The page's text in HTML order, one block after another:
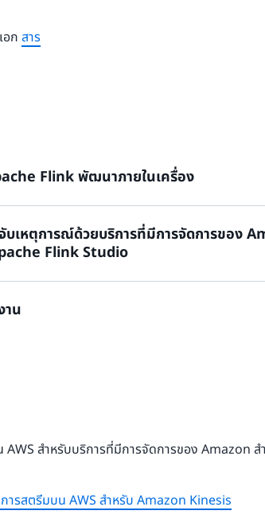
อก สาร
Flink พัฒนาภายในเครื่อง
จะแสดงให้คุณเห็นถึงพื้นฐานของการเริ่มต้นพัฒนาแ
ภายในเครื่องโดยมีเป้าหมายในการปรับใช้กับบริ
ารพัฒนาภายในเครื่อง
บเหตุการณ์ด้วยบริการที่มีการจัดการของ
Flink Studio
นี้ คุณจะได้สร้างแอปพลิเคชันการประมวลผลสตรีมโ
บเหตุการณ์ด้วยบริการที่มีการจัดการสำหรับ
าน
ช้งาน Apache Beam
AWS สำหรับบริการที่มีการจัดการของ Amazon
ารสตรีมบน AWS สำหรับ Amazon Kinesis